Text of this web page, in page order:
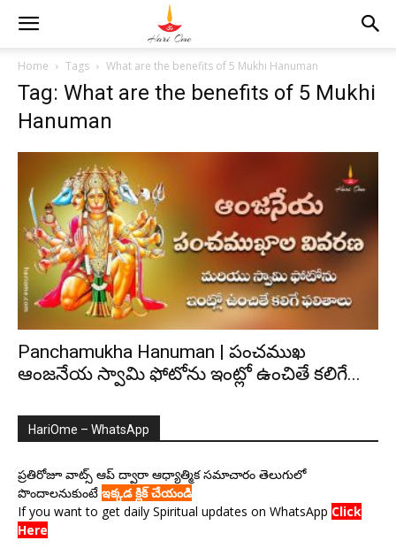
Home Tags What are the benefits of 5 Mukhi Hanuman
Tag: What are the benefits of 5 Mukhi
Hanuman
Panchamukha Hanuman | పంచముఖ
ఆంజనేయ స్వామి ఫోటోను ఇంట్లో ఉంచితే కలిగే...
HariOme – WhatsApp
ప్రతిరోజూ వాట్స్ ఆప్ ద్వారా ఆధ్యాత్మిక సమాచారం తెలుగులో
పొందాలనుకుంటే ఇక్కడ క్లిక్ చేయండి
If you want to get daily Spiritual updates on WhatsApp Click
Here